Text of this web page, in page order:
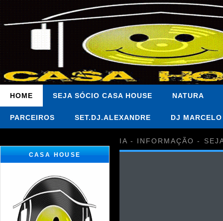
HOME SEJA SÓCIO CASA HOUSE NATURA
PARCEIROS SET.DJ.ALEXANDRE DJ
CASA HOUSE
IA - INFORMAÇÃO -